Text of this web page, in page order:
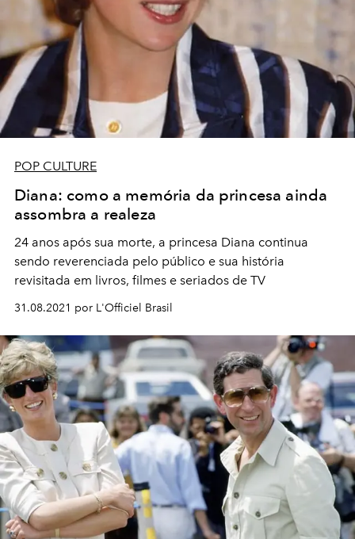
POP CULTURE
Diana: como a memória da princesa ainda
assombra a realeza
24 anos após sua morte, a princesa Diana continua
sendo reverenciada pelo público e sua história
revisitada em livros, filmes e seriados de TV
31.08.2021 por L'Officiel Brasil